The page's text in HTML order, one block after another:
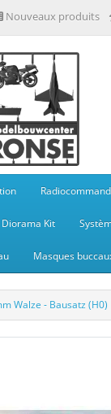
Nouveaux produits
Diorama Kit
Masques
Walze - Bausatz (H0)